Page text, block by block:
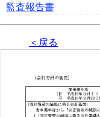
監査報告書
＜戻る